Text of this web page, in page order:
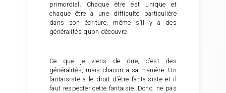
primordial. Chaque être est unique et
chaque être a une difficulté particulière
dans son écriture, même s’il y a des
généralités qu’on découvre.
Ce que je viens de dire, c’est des
généralités, mais chacun a sa manière. Un
fantaisiste a le droit d’être fantaisiste et il
faut respecter cette fantaisie. Donc, ne pas